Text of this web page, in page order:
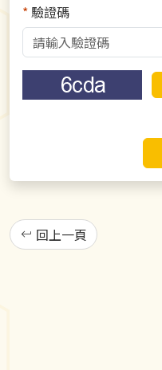
*驗證碼
回上一頁